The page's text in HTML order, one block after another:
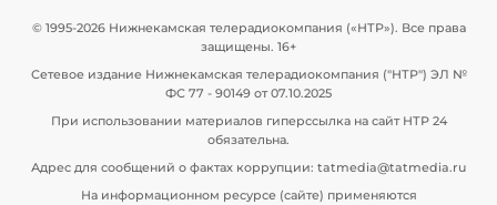
© 1995-2026 Нижнекамская телерадиокомпания («НТР»). Все права
защищены. 16+
Сетевое издание Нижнекамская телерадиокомпания ("НТР") ЭЛ №
ФС 77 - 90149 от 07.10.2025
При использовании материалов гиперссылка на сайт НТР 24
обязательна.
Адрес для сообщений о фактах коррупции: tatmedia@tatmedia.ru
На информационном ресурсе (сайте) применяются